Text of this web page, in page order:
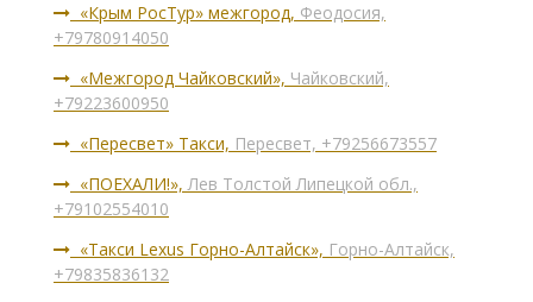
«Крым РосТур» межгород, Феодосия,
+79780914050
«Межгород Чайковский», Чайковский,
+79223600950
«Пересвет» Такси, Пересвет, +79256673557
«ПОЕХАЛИ!»,Лев Толстой Липецкой обл.,
+79102554010
«Такси Lexus Горно-Алтайск», Горно-Алтайск,
+79835836132